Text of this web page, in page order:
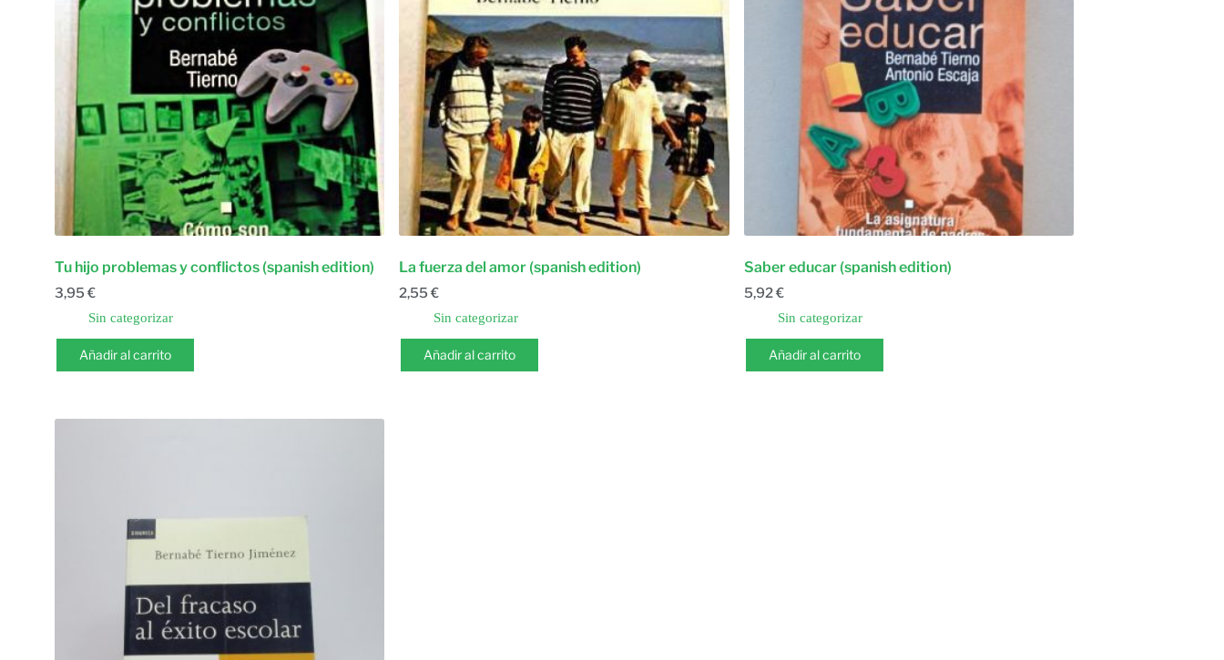
Tu hijo problemas y conflictos (spanish edition)
3,95 €
Sin categorizar
Añadir al carrito
La fuerza del amor (spanish edition)
2,55 €
Sin categorizar
Añadir al carrito
Saber educar (spanish edition)
5,92€
Sin categorizar
Añadir al carrito